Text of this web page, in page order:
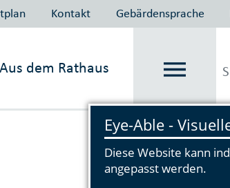
Kontakt Gebärdensprache
Aus dem Rathaus
Vorlesen